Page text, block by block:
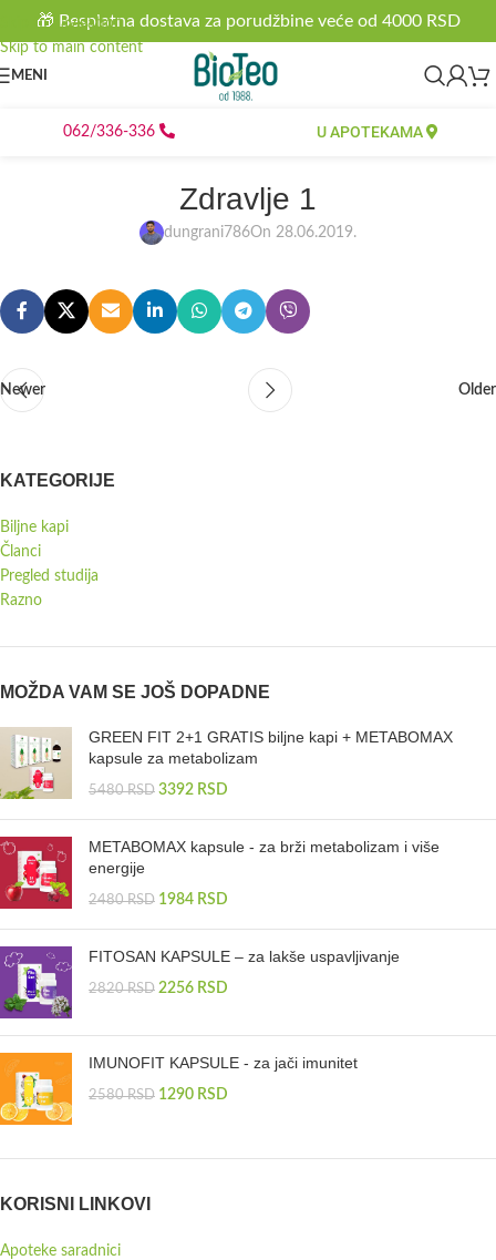
Skip to navigation
Skip to main content
🎁 Besplatna dostava za porudžbine veće od 4000 RSD
MENI
062/336-336 U APOTEKAMA
Zdravlje 1
dungrani786On 28.06.2019.
Newer Older
KATEGORIJE
Biljne kapi
Članci
Pregled studija
Razno
MOŽDA VAM SE JOŠ DOPADNE
GREEN FIT 2+1 GRATIS biljne kapi + METABOMAX
kapsule za metabolizam
5480RSD 3392 RSD
METABOMAX kapsule - za brži metabolizam i više
energije
2480RSD 1984 RSD
FITOSAN KAPSULE – za lakše uspavljivanje
2820RSD 2256 RSD
IMUNOFIT KAPSULE - za jači imunitet
2580RSD 1290 RSD
KORISNI LINKOVI
Apoteke saradnici